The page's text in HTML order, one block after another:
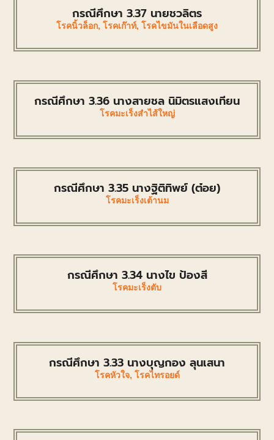
กรณีศึกษา 3.37 นายชวลิตร
โรคนิ้วล็อก, โรคเก๊าท์, โรคไขมันในเลือดสูง
กรณีศึกษา 3.36 นางสายชล นิมิตรแสงเทียน
โรคมะเร็งสำไส้ใหญ่
กรณีศึกษา 3.35 นางฐิติทิพย์ (ต๋อย)
โรคมะเร็งเต้านม
กรณีศึกษา 3.34 นางไข ป้องสี
โรคมะเร็งตับ
กรณีศึกษา 3.33 นางบุญกอง ลุนเสนา
โรคหัวใจ, โรคไทรอยด์